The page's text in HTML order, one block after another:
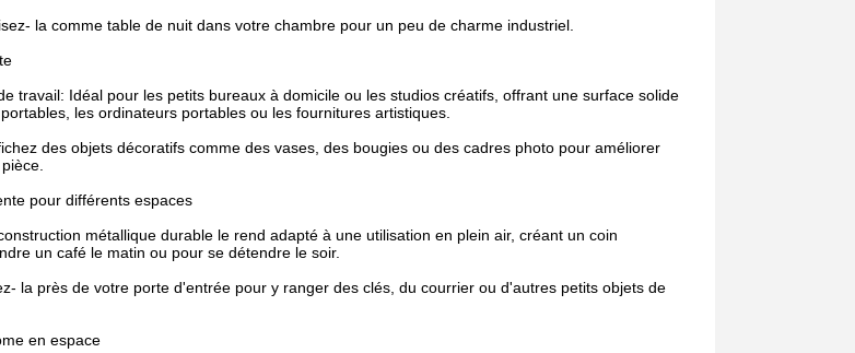
la comme table de nuit dans votre chambre pour un peu de charme industriel.
travail: Idéal pour les petits bureaux à domicile ou les studios créatifs, offrant une surface solide
les ordinateurs portables ou les fournitures artistiques.
des objets décoratifs comme des vases, des bougies ou des cadres photo pour améliorer
pour différents espaces
métallique durable le rend adapté à une utilisation en plein air, créant un coin
un café le matin ou pour se détendre le soir.
la près de votre porte d'entrée pour y ranger des clés, du courrier ou d'autres petits objets de
en espace